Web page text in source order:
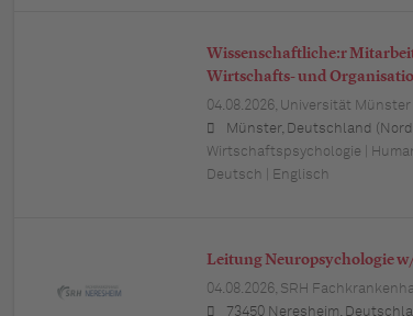
Wissenschaftliche:r
Wirtschafts- und
04.08.2026, Universität Münster
Münster, Deutschland
Wirtschaftspsychologie |
Deutsch | Englisch
Leitung Neuropsychologie
04.08.2026, SRH
73450 Neresheim,